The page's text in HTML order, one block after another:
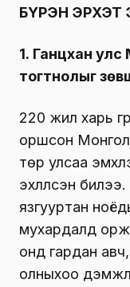
БҮРЭН ЭРХЭТ
1. Ганцхан
тогтнолыг
220 жил харь
оршсон
төр улсаа
эхлүүлсэн
язгууртан
мухардалд
онд гардан
олныхоо